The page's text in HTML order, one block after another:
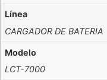
Línea
CARGADOR DE BATERIA
Modelo
LCT-7000